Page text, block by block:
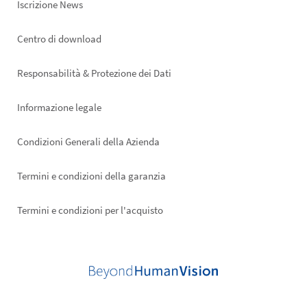
Iscrizione News
Footer
Centro di download
Responsabilità & Protezione dei Dati
Informazione legale
Condizioni Generali della Azienda
Termini e condizioni della garanzia
Termini e condizioni per l'acquisto